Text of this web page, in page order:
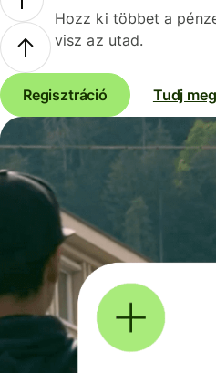
Hozz ki többet a
visz az utad.
Regisztráció Tudj